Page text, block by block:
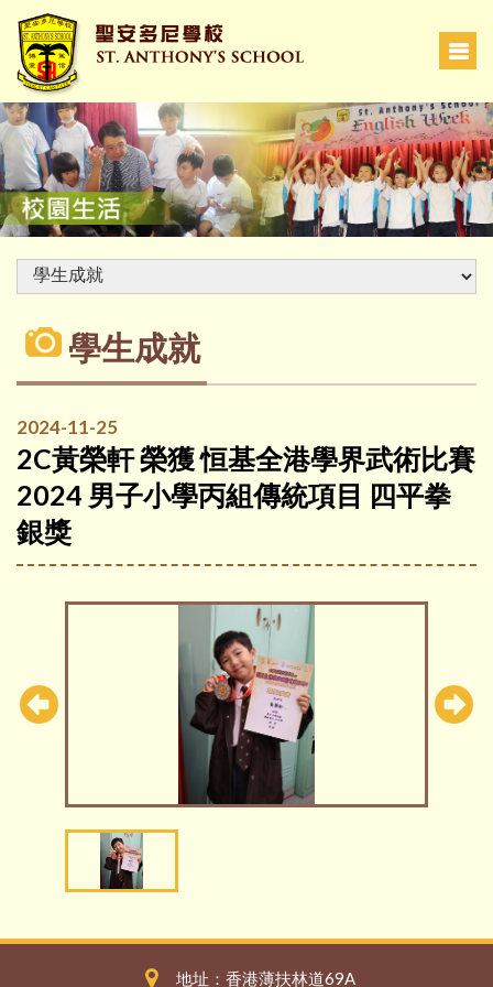
學生成就
2024-11-25
2C黃榮軒 榮獲 恒基全港學界武術比賽
2024 男子小學丙組傳統項目 四平拳
銀獎
地址：香港薄扶林道69A